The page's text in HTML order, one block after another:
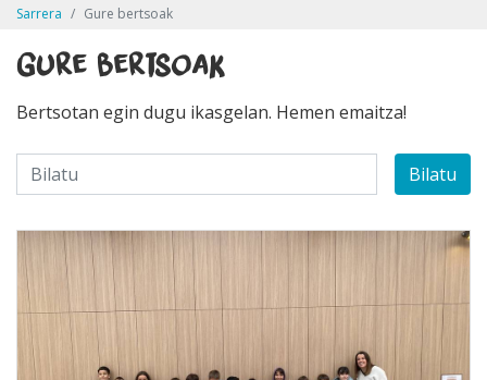
Sarrera Gure bertsoak
Gure bertsoak
Bertsotan egin dugu ikasgelan. Hemen emaitza!
Bilatu